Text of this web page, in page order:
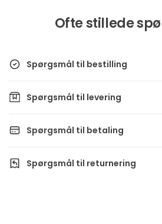
Ofte stillede
Spørgsmål til bestilling
Spørgsmål til levering
Spørgsmål til betaling
Spørgsmål til returnering